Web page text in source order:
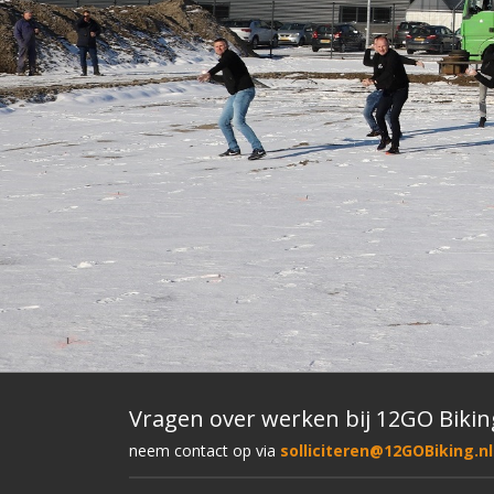
Vragen over werken bij 12GO
neem contact op via solliciteren@12GOBiking.nl